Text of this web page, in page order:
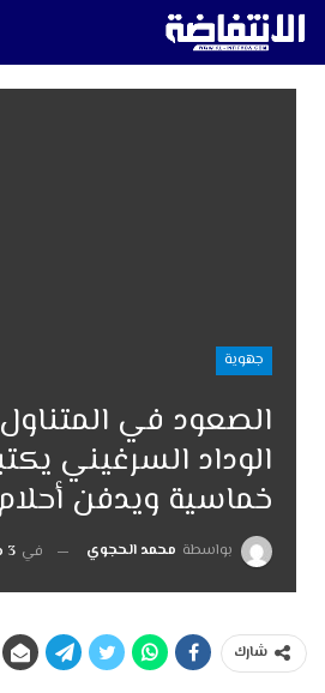
جهوية
الصعود في
الوداد السرغيني
خماسية ويدفن
بواسطة محمد الحجوي في 3 مايو, 2026
شارك